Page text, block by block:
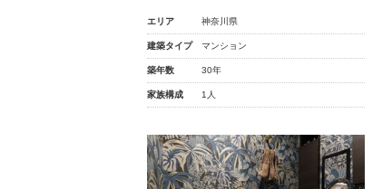
エリア 神奈川県
建築タイプ マンション
築年数 30年
家族構成 1人